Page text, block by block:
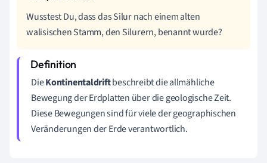
Wusstest Du, dass das Silur nach einem alten
walisischen Stamm, den Silurern, benannt wurde?
DieKontinentaldriftbeschreibt die allmähliche
Bewegung der Erdplatten über die geologische Zeit.
Diese Bewegungen sind für viele der geographischen
Veränderungen der Erde verantwortlich.